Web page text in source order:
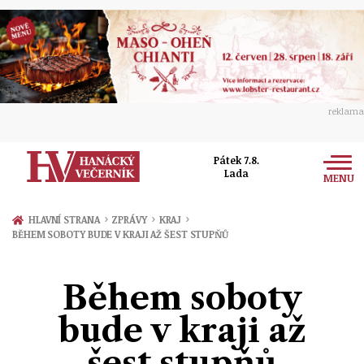
reklama
Pátek 7.8.
Lada
MENU
Zprávy
Prostějov
Přerov
Politika
Ekonomika
Kultura
Hudba
Společnost
HLAVNÍ STRANA › ZPRÁVY › KRAJ ›
BĚHEM SOBOTY BUDE V KRAJI AŽ ŠEST STUPŇŮ
Během soboty
bude v kraji až